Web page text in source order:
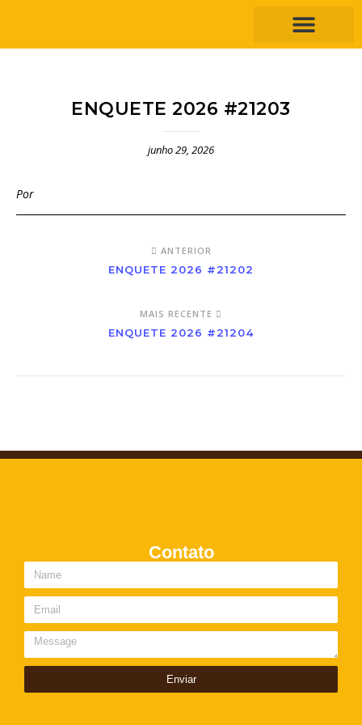
ENQUETE 2026 #21203
junho 29, 2026
Por
ANTERIOR
ENQUETE 2026 #21202
MAIS RECENTE
ENQUETE 2026 #21204
Contato
Enviar